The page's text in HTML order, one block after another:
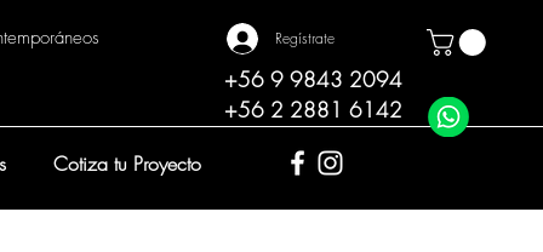
Regístrate
+56 9 9843 2094
+56 2 2881 6142
Cotiza tu Proyecto